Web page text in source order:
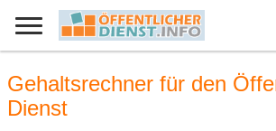
Gehaltsrechner für den
Dienst